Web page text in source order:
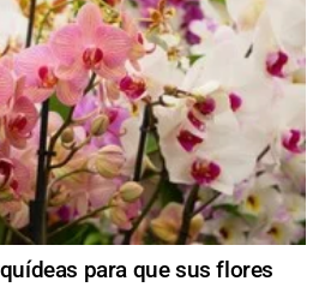
para que sus flores